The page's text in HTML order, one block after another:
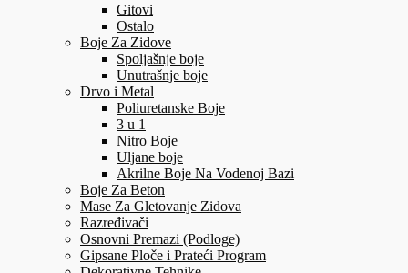
Gitovi
Ostalo
Boje Za Zidove
Spoljašnje boje
Unutrašnje boje
Drvo i Metal
Poliuretanske Boje
3 u 1
Nitro Boje
Uljane boje
Akrilne Boje Na Vodenoj Bazi
Boje Za Beton
Mase Za Gletovanje Zidova
Razređivači
Osnovni Premazi (Podloge)
Gipsane Ploče i Prateći Program